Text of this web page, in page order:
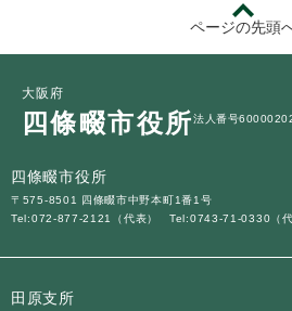
ページの先頭
大阪府
四條畷市役所法人番号
四條畷市役所
〒575-8501 四條畷市中野本町1番1号
Tel:072-877-2121（代表）
Tel:0743-71-0330（代
田原支所